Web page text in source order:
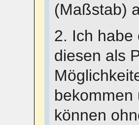
(Maßstab)
2. Ich habe
diesen als
bekommen
können